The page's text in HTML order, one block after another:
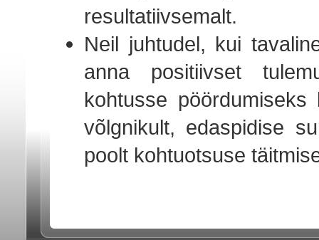
resultatiivsemalt.
Neil juhtudel, kui
anna positiivset
kohtusse
võlgnikult, edaspidise
poolt kohtuotsuse